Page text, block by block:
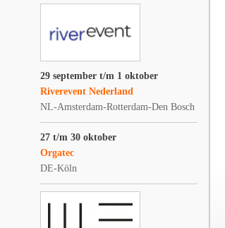
29 september t/m 1 oktober
Riverevent Nederland
NL-Amsterdam-Rotterdam-Den Bosch
27 t/m 30 oktober
Orgatec
DE-Köln